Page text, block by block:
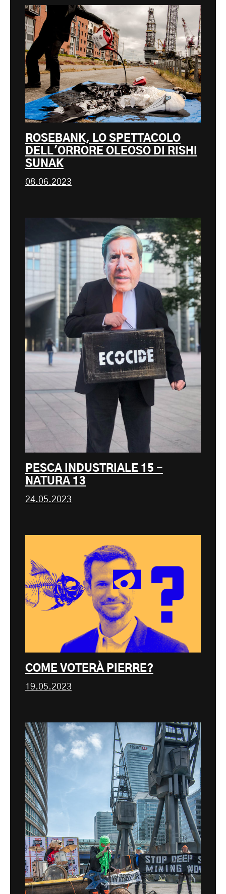
ROSEBANK, LO SPETTACOLO
DELL'ORRORE OLEOSO DI RISHI
SUNAK
08.06.2023
PESCA INDUSTRIALE 15 -
NATURA 13
24.05.2023
COME VOTERÀ PIERRE?
19.05.2023